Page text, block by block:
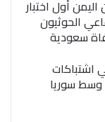
أول اختبار
الحوثيون
سعودية
سوريا